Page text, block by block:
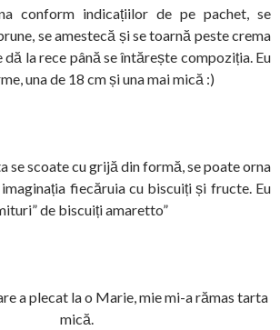
conform indicațiilor de pe pachet, se
se amestecă și se toarnă peste crema
dă la rece până se întărește compoziția. Eu
una de 18 cm și una mai mică :)
se scoate cu grijă din formă, se poate orna
fiecăruia cu biscuiți și fructe. Eu
de biscuiți amaretto”
a plecat la o Marie, mie mi-a rămas tarta
mică.